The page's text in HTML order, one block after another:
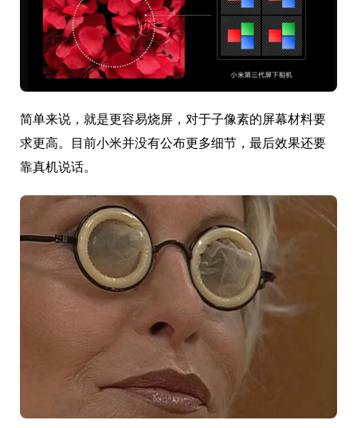
简单来说，就是更容易烧屏，对于子像素的屏幕材料要
求更高。目前小米并没有公布更多细节，最后效果还要
靠真机说话。